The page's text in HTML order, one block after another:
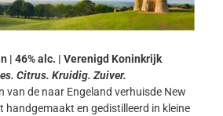
| 46% alc. | Verenigd Koninkrijk
Citrus. Kruidig. Zuiver.
van de naar Engeland verhuisde New
handgemaakt en gedistilleerd in kleine